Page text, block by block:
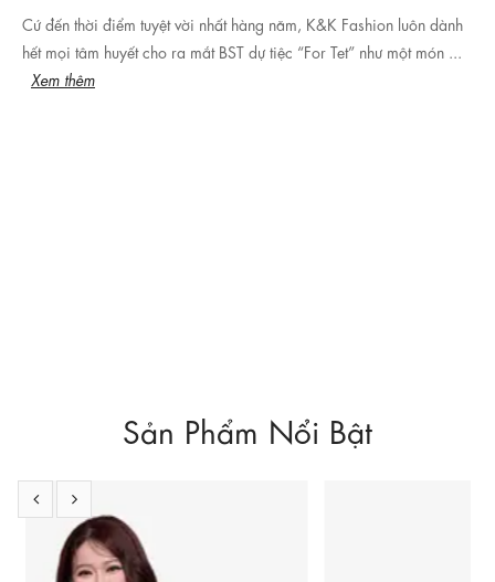
Cứ đến thời điểm tuyệt vời nhất hàng năm, K&K Fashion luôn dành
hết mọi tâm huyết cho ra mắt BST dự tiệc “For Tet” như một món ...
Xem thêm
Sản Phẩm Nổi Bật